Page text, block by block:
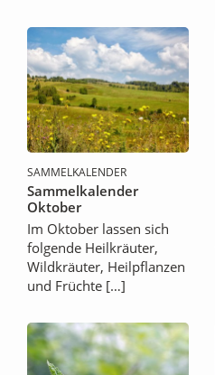
SAMMELKALENDER
Sammelkalender
Oktober
Im Oktober lassen sich
folgende Heilkräuter,
Wildkräuter, Heilpflanzen
und Früchte […]